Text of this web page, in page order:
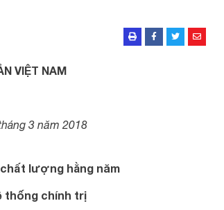
VIỆT NAM
3 năm 2018
chất lượng hằng năm
thống chính trị